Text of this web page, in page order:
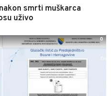
smrti muškarca
uživo
0